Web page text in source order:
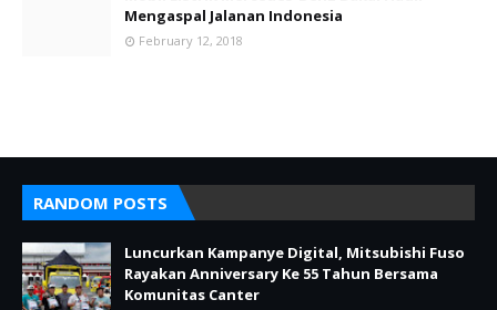
Mengaspal Jalanan Indonesia
February 12, 2018
RANDOM POSTS
Luncurkan Kampanye Digital, Mitsubishi Fuso
Rayakan Anniversary Ke 55 Tahun Bersama
Komunitas Canter